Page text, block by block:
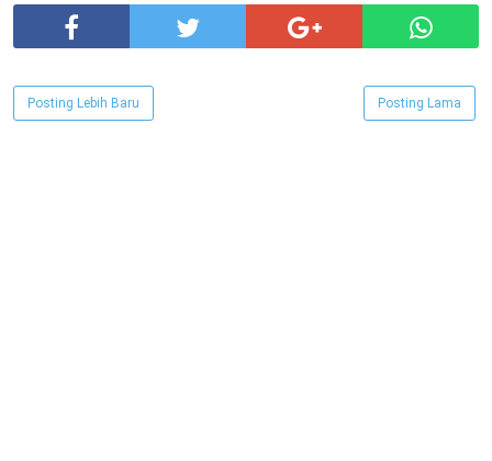
Posting Lebih Baru Posting Lama